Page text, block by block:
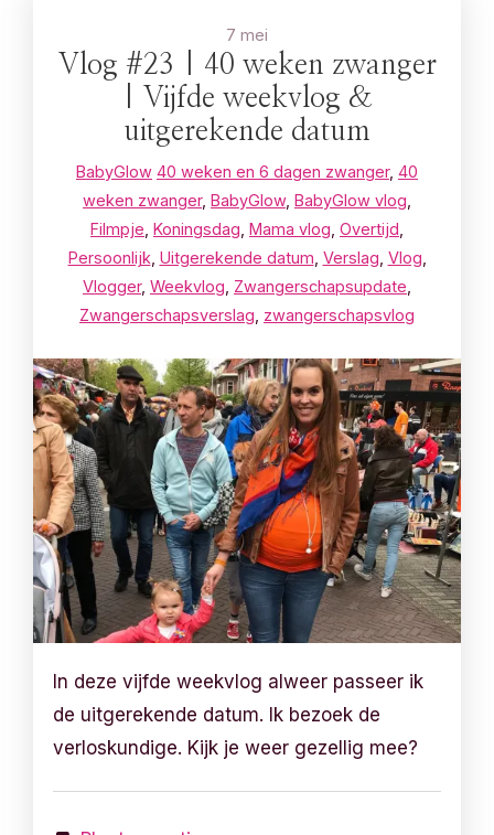
7 mei
Vlog #23 | 40 weken zwanger
| Vijfde weekvlog &
uitgerekende datum
BabyGlow 40 weken en 6 dagen zwanger, 40
weken zwanger, BabyGlow, BabyGlow vlog
Filmpje Koningsdag Mama vlog Overtijd
Persoonlijk Uitgerekende datum Verslag Vlog
Vlogger, Weekvlog Zwangerschapsupdate
Zwangerschapsverslag zwangerschapsvlog
In deze vijfde weekvlog alweer passeer ik
de uitgerekende datum. Ik bezoek de
verloskundige. Kijk je weer gezellig mee?